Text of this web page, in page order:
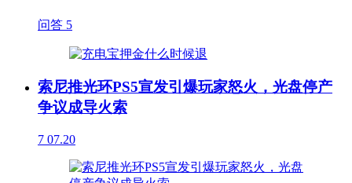
问答 5
索尼推光环PS5宣发引爆玩家怒火，光盘停产
争议成导火索
7 07.20